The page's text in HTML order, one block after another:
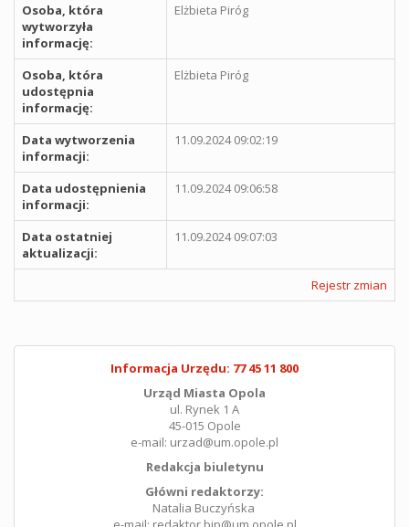
Osoba, która
wytworzyła
informację:
Elżbieta Piróg
Osoba, która
udostępnia
informację:
Elżbieta Piróg
Data wytworzenia
informacji:
11.09.2024 09:02:19
Data udostępnienia
informacji:
11.09.2024 09:06:58
Data ostatniej
aktualizacji:
11.09.2024 09:07:03
Rejestr zmian
Informacja Urzędu: 77 45 11 800
Urząd Miasta Opola
ul. Rynek 1 A
45-015 Opole
e-mail: urzad@um.opole.pl
Redakcja biuletynu
Główni redaktorzy:
Natalia Buczyńska